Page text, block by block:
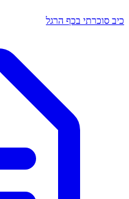
כיב סוכרתי בכף הרגל